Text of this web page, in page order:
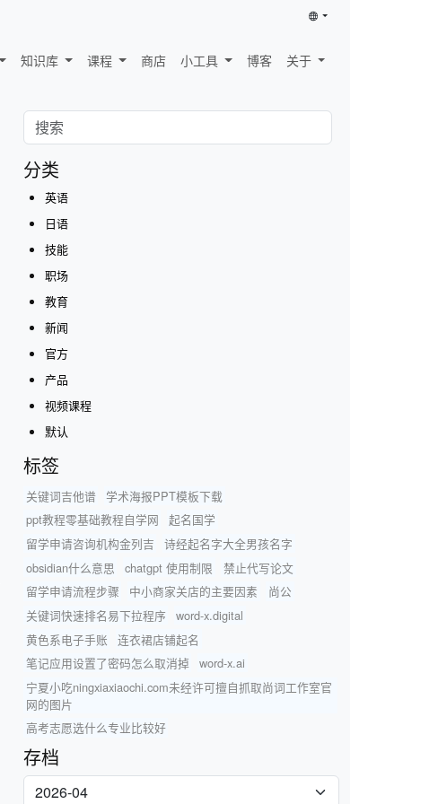
知识库 课程 商店 小工具 博客 关于
分类
英语
日语
技能
职场
教育
新闻
官方
产品
视频课程
默认
标签
关键词吉他谱
学术海报PPT模板下载
ppt教程零基础教程自学网
起名国学
留学申请咨询机构金列吉
诗经起名字大全男孩名字
obsidian什么意思
chatgpt 使用制限
禁止代写论文
留学申请流程步骤
中小商家关店的主要因素
尚公
关键词快速排名易下拉程序
word-x.digital
黄色系电子手账
连衣裙店铺起名
笔记应用设置了密码怎么取消掉
word-x.ai
宁夏小吃ningxiaxiaochi.com未经许可擅自抓取尚词工作室官
网的图片
高考志愿选什么专业比较好
存档